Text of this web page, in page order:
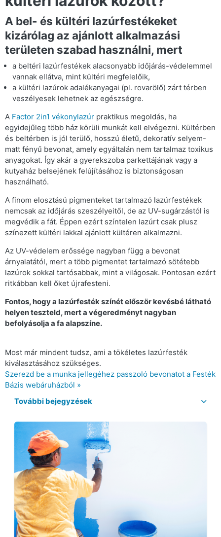
További bejegyzések
A bel- és kültéri lazúrfestékeket
kizárólag az ajánlott alkalmazási
területen szabad használni, mert
a beltéri lazúrfestékek alacsonyabb időjárás-védelemmel
vannak ellátva, mint kültéri megfelelőik,
a kültéri lazúrok adalékanyagai (pl. rovarölő) zárt térben
veszélyesek lehetnek az egészségre.
A Factor 2in1 vékonylazúr praktikus megoldás, ha
egyidejűleg több ház körüli munkát kell elvégezni. Kültérben
és beltérben is jól terülő, hosszú életű, dekoratív selyem-
matt fényű bevonat, amely egyáltalán nem tartalmaz toxikus
anyagokat. Így akár a gyerekszoba parkettájának vagy a
kutyaház belsejének felújításához is biztonságosan
használható.
A finom elosztású pigmenteket tartalmazó lazúrfestékek
nemcsak az időjárás szeszélyeitől, de az UV-sugárzástól is
megvédik a fát. Éppen ezért színtelen lazúrt csak plusz
színezett kültéri lakkal ajánlott kültéren alkalmazni.
Az UV-védelem erőssége nagyban függ a bevonat
árnyalatától, mert a több pigmentet tartalmazó sötétebb
lazúrok sokkal tartósabbak, mint a világosak. Pontosan ezért
ritkábban kell őket újrafesteni.
Fontos, hogy a lazúrfesték színét először kevésbé látható
helyen teszteld, mert a végeredményt nagyban
befolyásolja a fa alapszíne.
Most már mindent tudsz, ami a tökéletes lazúrfesték
kiválasztásához szükséges.
Szerezd be a munka jellegéhez passzoló bevonatot a Festék
Bázis webáruházból »